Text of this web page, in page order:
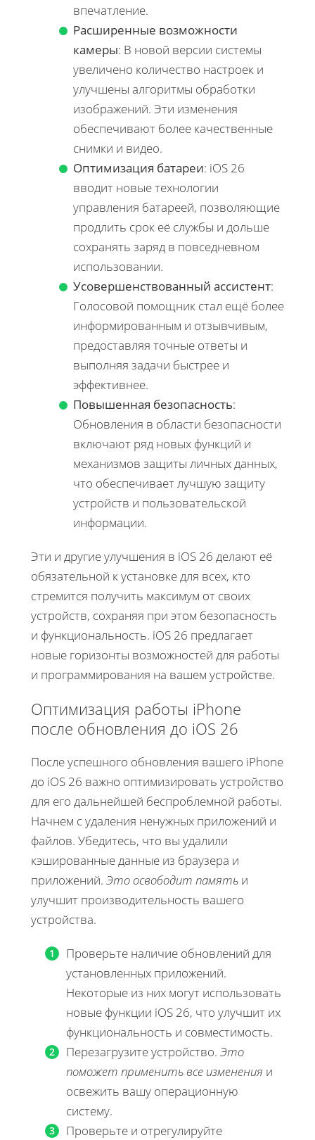
впечатление.
Расширенные возможности
камеры: В новой версии системы
увеличено количество настроек и
улучшены алгоритмы обработки
изображений. Эти изменения
обеспечивают более качественные
снимки и видео.
Оптимизация батареи: iOS 26
вводит новые технологии
управления батареей, позволяющие
продлить срок её службы и дольше
сохранять заряд в повседневном
использовании.
Усовершенствованный ассистент:
Голосовой помощник стал ещё более
информированным и отзывчивым,
предоставляя точные ответы и
выполняя задачи быстрее и
эффективнее.
Повышенная безопасность:
Обновления в области безопасности
включают ряд новых функций и
механизмов защиты личных данных,
что обеспечивает лучшую защиту
устройств и пользовательской
информации.
Эти и другие улучшения в iOS 26 делают её
обязательной к установке для всех, кто
стремится получить максимум от своих
устройств, сохраняя при этом безопасность
и функциональность. iOS 26 предлагает
новые горизонты возможностей для работы
и программирования на вашем устройстве.
Оптимизация работы iPhone
после обновления до iOS 26
После успешного обновления вашего iPhone
до iOS 26 важно оптимизировать устройство
для его дальнейшей беспроблемной работы.
Начнем с удаления ненужных приложений и
файлов. Убедитесь, что вы удалили
кэшированные данные из браузера и
приложений. Это освободит память и
улучшит производительность вашего
устройства.
Проверьте наличие обновлений для
установленных приложений.
Некоторые из них могут использовать
новые функции iOS 26, что улучшит их
функциональность и совместимость.
Перезагрузите устройство. Это
поможет применить все изменения и
освежить вашу операционную
систему.
Проверьте и отрегулируйте